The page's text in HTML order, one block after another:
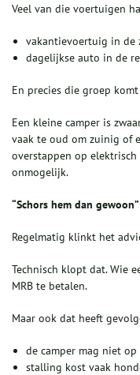
Veel van die voertuigen
vakantievoertuig in de
dagelijkse auto in de
En precies die groep
Een kleine camper is
vaak te oud om zuinig of
overstappen op
onmogelijk.
“Schors hem dan
Regelmatig klinkt het
Technisch klopt dat. Wie
MRB te betalen.
Maar ook dat heeft
de camper mag niet
stalling kost vaak